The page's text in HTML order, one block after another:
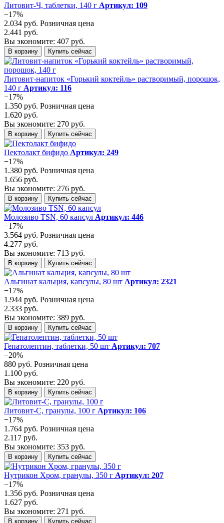
Литовит-Ч, таблетки, 140 г Артикул: 109
−17%
2.034 руб. Розничная цена
2.441 руб.
Вы экономите: 407 руб.
В корзину Купить сейчас
Литовит-напиток «Горький коктейль» растворимый, порошок,
140 г Артикул: 116
−17%
1.350 руб. Розничная цена
1.620 руб.
Вы экономите: 270 руб.
В корзину Купить сейчас
Пектолакт бифидо Артикул: 249
−17%
1.380 руб. Розничная цена
1.656 руб.
Вы экономите: 276 руб.
В корзину Купить сейчас
Молозиво TSN, 60 капсул Артикул: 446
−17%
3.564 руб. Розничная цена
4.277 руб.
Вы экономите: 713 руб.
В корзину Купить сейчас
Альгинат кальция, капсулы, 80 шт Артикул: 2321
−17%
1.944 руб. Розничная цена
2.333 руб.
Вы экономите: 389 руб.
В корзину Купить сейчас
Гепатолептин, таблетки, 50 шт Артикул: 707
−20%
880 руб. Розничная цена
1.100 руб.
Вы экономите: 220 руб.
В корзину Купить сейчас
Литовит-С, гранулы, 100 г Артикул: 106
−17%
1.764 руб. Розничная цена
2.117 руб.
Вы экономите: 353 руб.
В корзину Купить сейчас
Нутрикон Хром, гранулы, 350 г Артикул: 207
−17%
1.356 руб. Розничная цена
1.627 руб.
Вы экономите: 271 руб.
В корзину Купить сейчас